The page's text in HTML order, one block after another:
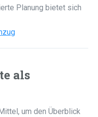
Planung bietet sich
als
um den Überblick